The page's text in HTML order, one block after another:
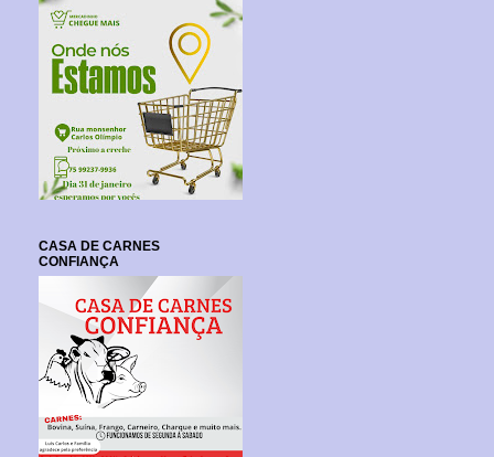
CASA DE CARNES
CONFIANÇA